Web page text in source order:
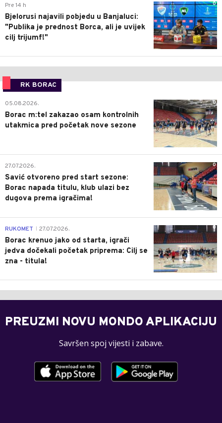
0
Pre 14 h
Bjelorusi najavili pobjedu u Banjaluci:
"Publika je prednost Borca, ali je uvijek
cilj trijumf!"
RK BORAC
0
05.08.2026.
Borac m:tel zakazao osam kontrolnih
utakmica pred početak nove sezone
0
27.07.2026.
Savić otvoreno pred start sezone:
Borac napada titulu, klub ulazi bez
dugova prema igračima!
0
RUKOMET 27.07.2026.
Borac krenuo jako od starta, igrači
jedva dočekali početak priprema: Cilj se
zna - titula!
PREUZMI NOVU MONDO APLIKACIJU
Savršen spoj vijesti i zabave.